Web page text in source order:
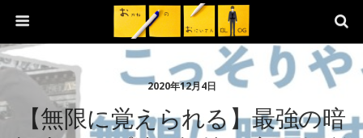
2020年12月4日
【無限に覚えられる】最強の暗